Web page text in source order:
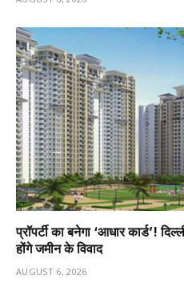
प्रॉपर्टी का बनेगा ‘आधार कार्ड’!
होंगे जमीन के विवाद
AUGUST 6, 2026